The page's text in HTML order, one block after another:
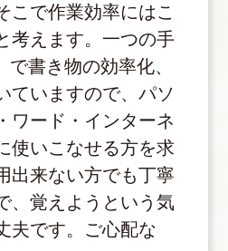
こで作業効率にはこ
考えます。一つの手
書き物の効率化、
ていますので、パソ
ワード・インターネ
使いこなせる方を求
出来ない方でも丁寧
、覚えようという気
夫です。ご心配な